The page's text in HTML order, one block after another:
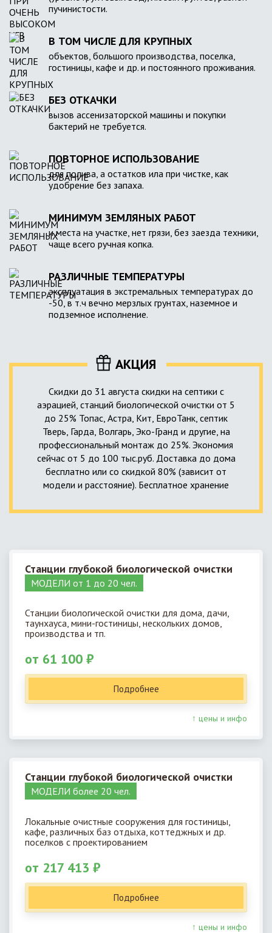
пучинистости.
В ТОМ ЧИСЛЕ ДЛЯ КРУПНЫХ
объектов, большого производства, поселка,
гостиницы, кафе и др. и постоянного проживания.
БЕЗ ОТКАЧКИ
вызов ассенизаторской машины и покупки
бактерий не требуется.
ПОВТОРНОЕ ИСПОЛЬЗОВАНИЕ
для полива, а остатков ила при чистке, как
удобрение без запаха.
МИНИМУМ ЗЕМЛЯНЫХ РАБОТ
и места на участке, нет грязи, без заезда техники,
чаще всего ручная копка.
РАЗЛИЧНЫЕ ТЕМПЕРАТУРЫ
эксплуатация в экстремальных температурах до
-50, в т.ч вечно мерзлых грунтах, наземное и
подземное исполнение.
АКЦИЯ
Скидки до 31 августа скидки на септики с
аэрацией, станций биологической очистки от 5
до 25% Топас, Астра, Кит, ЕвроТанк, септик
Тверь, Гарда, Волгарь, Эко-Гранд и другие, на
профессиональный монтаж до 25%. Экономия
сейчас от 5 до 100 тыс.руб. Доставка до дома
бесплатно или со скидкой 80% (зависит от
модели и расстояние). Бесплатное хранение
Станции глубокой биологической очистки
МОДЕЛИ от 1 до 20 чел.
Станции биологической очистки для дома, дачи,
таунхауса, мини-гостиницы, нескольких домов,
производства и тп.
от 61 100 ₽
Подробнее
↑ цены и инфо
Станции глубокой биологической очистки
МОДЕЛИ более 20 чел.
Локальные очистные сооружения для гостиницы,
кафе, различных баз отдыха, коттеджных и др.
поселков с проектированием
от 217 413 ₽
Подробнее
↑ цены и инфо